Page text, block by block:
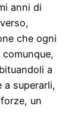
anni di
che ogni
a
a superarli,
un